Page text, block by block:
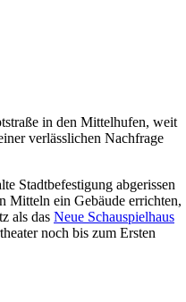
in den Mittelhufen, weit
verlässlichen Nachfrage
Stadtbefestigung abgerissen
Mitteln ein Gebäude errichten,
als das Neue Schauspielhaus
noch bis zum Ersten